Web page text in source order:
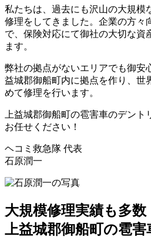
私たちは、過去にも沢山の大規模
修理をしてきました。企業の方々
で、保険対応にて御社の大切な資
ます。
弊社の拠点がないエリアでも御安
益城郡御船町内に拠点を作り、世
めて修理を行います。
上益城郡御船町の雹害車のデン
お任せください！
ヘコミ救急隊 代表
石原潤一
大規模修理実績も多数
上益城郡御船町の雹害